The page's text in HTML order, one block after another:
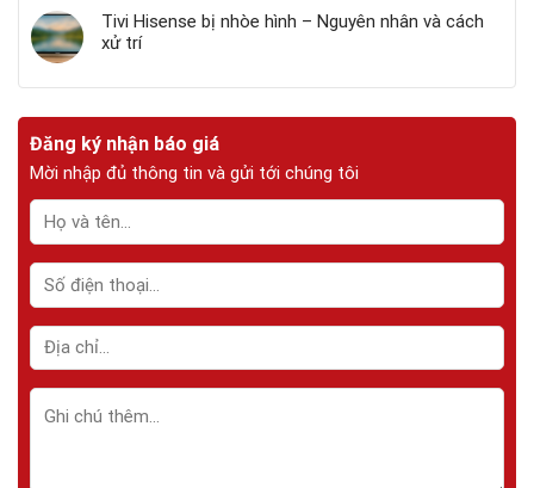
Tivi Hisense bị nhòe hình – Nguyên nhân và cách
xử trí
Đăng ký nhận báo giá
Mời nhập đủ thông tin và gửi tới chúng tôi